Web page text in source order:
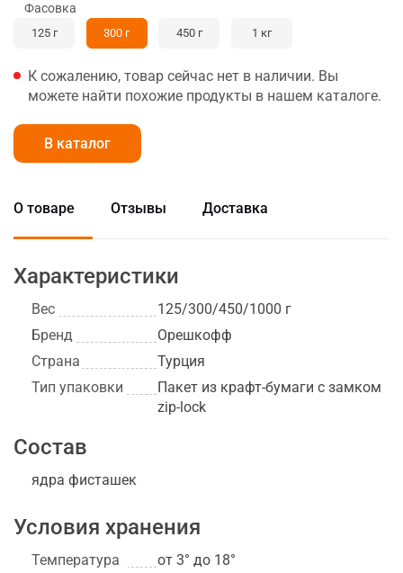
Фасовка
125 г 300 г 450 г 1 кг
К сожалению, товар сейчас нет в наличии. Вы
можете найти похожие продукты в нашем каталоге.
В каталог
О товаре Отзывы Доставка
Характеристики
Вес
125/300/450/1000 г
Бренд
Орешкофф
Страна
Турция
Тип упаковки
Пакет из крафт-бумаги с замком
zip-lock
Состав
ядра фисташек
Условия хранения
Температура
от 3° до 18°